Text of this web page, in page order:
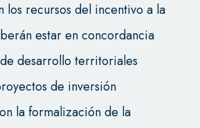
los recursos del incentivo a la
estar en concordancia
desarrollo territoriales
de inversión
la formalización de la